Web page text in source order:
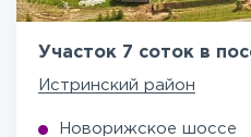
Участок 7 соток в
Истринский район
Новорижское шоссе